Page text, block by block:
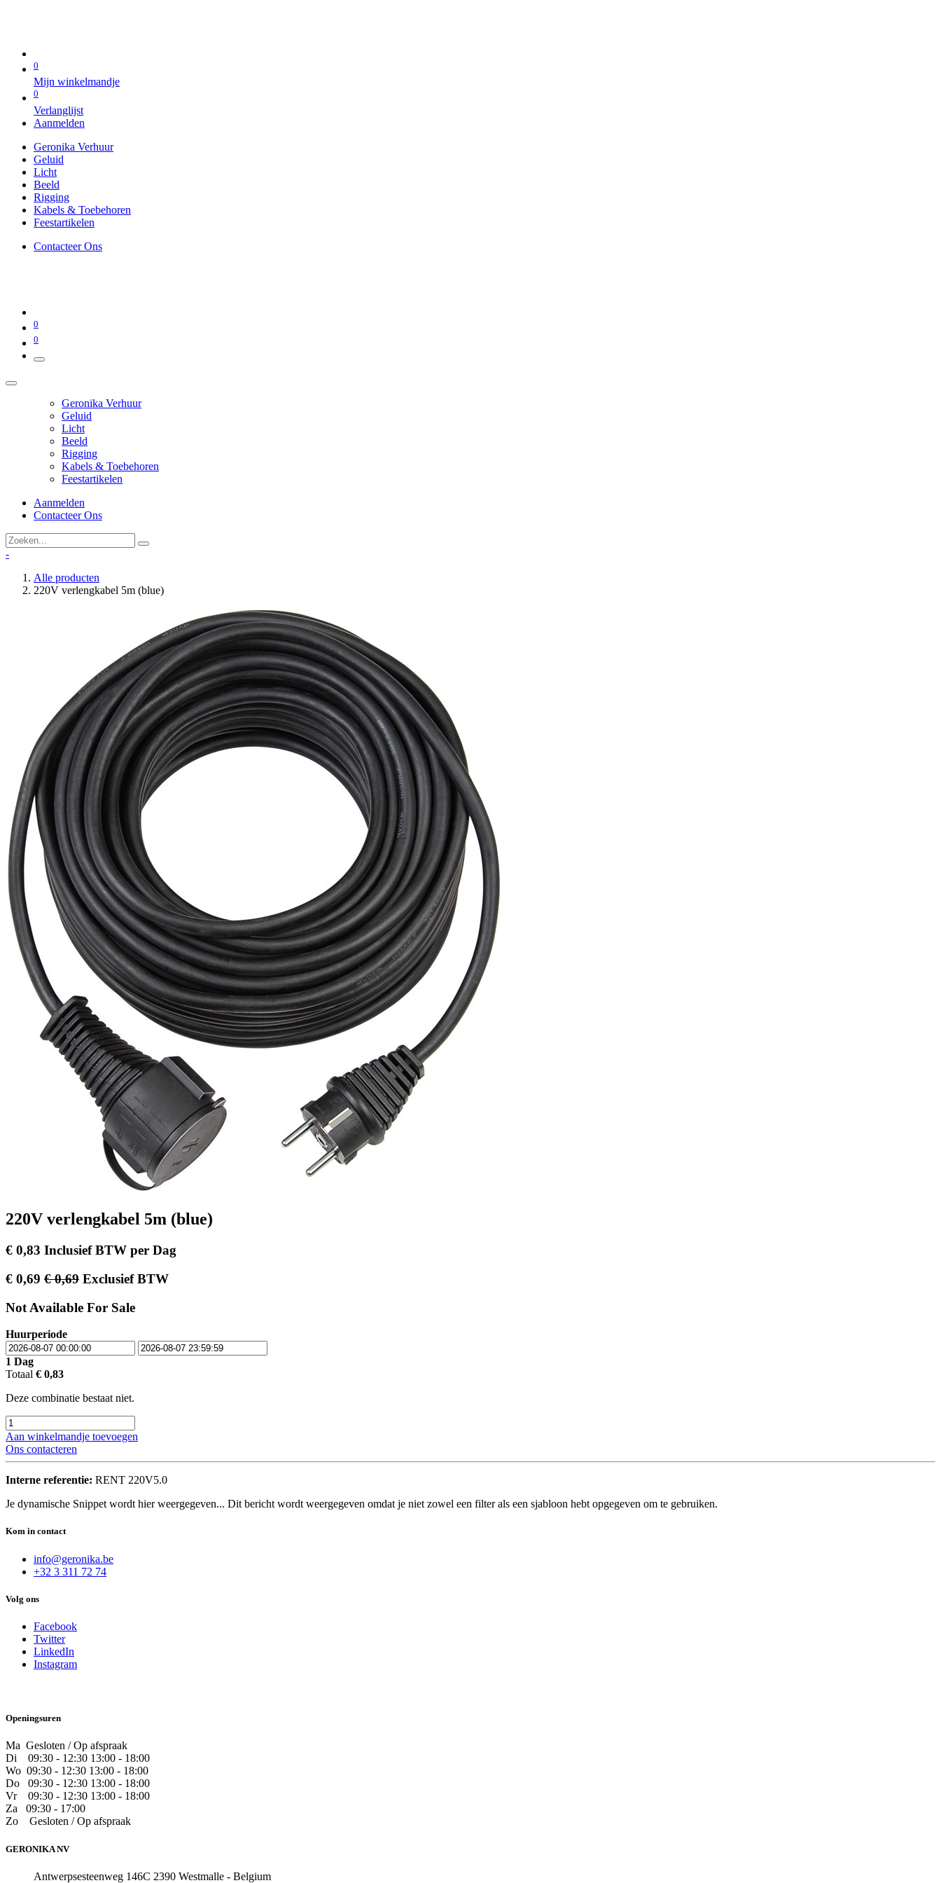
0
Mijn winkelmandje
0
Verlanglijst
Aanmelden
Geronika Verhuur
Geluid
Licht
Beeld
Rigging
Kabels & Toebehoren
Feestartikelen
Contacteer Ons
0
0
Geronika Verhuur
Geluid
Licht
Beeld
Rigging
Kabels & Toebehoren
Feestartikelen
Aanmelden
Contacteer Ons
-
Alle producten
220V verlengkabel 5m (blue)
220V verlengkabel 5m (blue)
€ 0,83 Inclusief BTW per Dag
€ 0,69 €0,69 Exclusief BTW
Not Available For Sale
Huurperiode
1 Dag
Totaal € 0,83
Deze combinatie bestaat niet.
Aan winkelmandje toevoegen
Ons contacteren
Interne referentie: RENT 220V5.0
Je dynamische Snippet wordt hier weergegeven... Dit bericht wordt weergegeven omdat je niet zowel een filter als een sjabloon hebt opgegeven om te gebruiken.
Kom in contact
info@geronika.be
+32 3 311 72 74
Volg ons
Facebook
Twitter
LinkedIn
Instagram
Openingsuren
Ma Gesloten / Op afspraak
Di 09:30 - 12:30 13:00 - 18:00
Wo 09:30 - 12:30 13:00 - 18:00
Do ​09:30 - 12:30 13:00 - 18:00
Vr ​09:30 - 12:30 13:00 - 18:00
Za 09:30 - 17:00
Zo
​Gesloten / Op afspraak
GERONIKA NV
Antwerpsesteenweg 146C 2390 Westmalle - Belgium